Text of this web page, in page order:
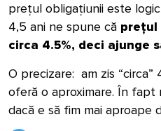
prețul obligațiunii este
4,5 ani ne spune că prețul
circa 4.5%, deci ajunge
O precizare: am zis
oferă o aproximare. În fapt
dacă e să fim mai aproape